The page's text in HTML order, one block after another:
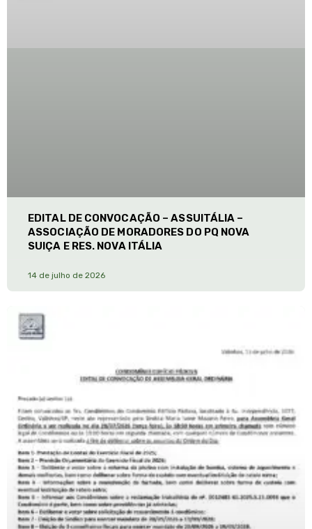
EDITAL DE CONVOCAÇÃO – ASSUITÁLIA –
ASSOCIAÇÃO DE MORADORES DO PQ NOVA
SUIÇA E RES. NOVA ITÁLIA
14 de julho de 2026